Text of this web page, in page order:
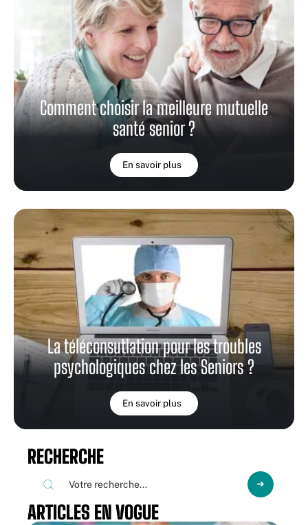
Comment choisir la meilleure mutuelle
santé senior ?
En savoir plus
La téléconsutlation pour les troubles
psychologiques chez les Seniors ?
En savoir plus
RECHERCHE
ARTICLES EN VOGUE